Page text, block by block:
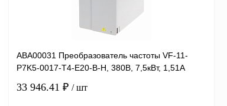
ABA00031 Преобразователь частоты VF-11-
P7K5-0017-T4-E20-B-H, 380В, 7,5кВт, 1,51А
33 946.41 ₽ / шт